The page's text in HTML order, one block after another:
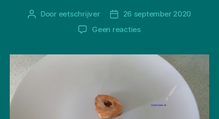
Berichtauteur
Door eetschrijver Berichtdatum
26 september 2020
Geen reactiesop
ossobuco